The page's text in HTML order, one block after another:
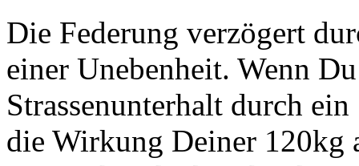
Die Federung verzögert
einer Unebenheit. Wenn
Strassenunterhalt durch
die Wirkung Deiner 120kg